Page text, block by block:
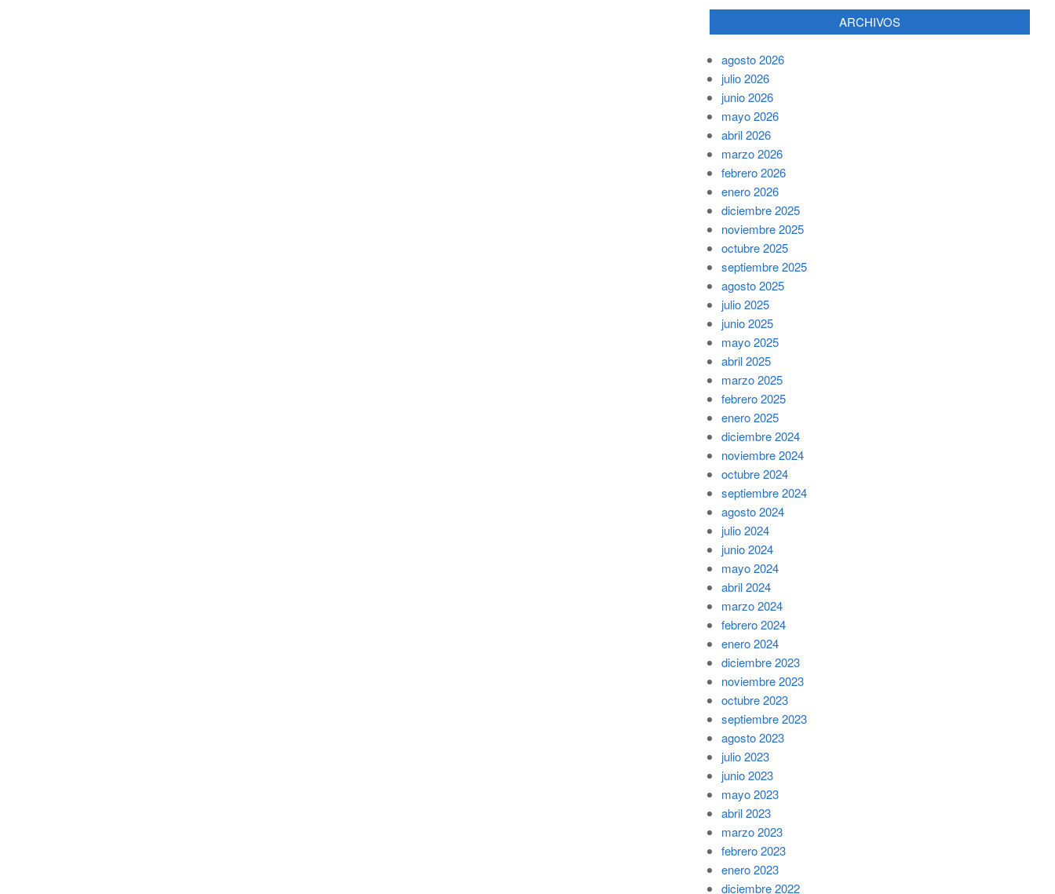
ARCHIVOS
agosto 2026
julio 2026
junio 2026
mayo 2026
abril 2026
marzo 2026
febrero 2026
enero 2026
diciembre 2025
noviembre 2025
octubre 2025
septiembre 2025
agosto 2025
julio 2025
junio 2025
mayo 2025
abril 2025
marzo 2025
febrero 2025
enero 2025
diciembre 2024
noviembre 2024
octubre 2024
septiembre 2024
agosto 2024
julio 2024
junio 2024
mayo 2024
abril 2024
marzo 2024
febrero 2024
enero 2024
diciembre 2023
noviembre 2023
octubre 2023
septiembre 2023
agosto 2023
julio 2023
junio 2023
mayo 2023
abril 2023
marzo 2023
febrero 2023
enero 2023
diciembre 2022